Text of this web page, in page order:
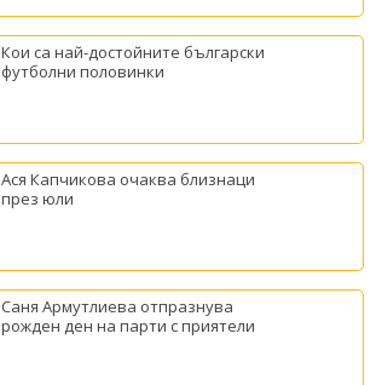
Кои са най-достойните български
футболни половинки
Ася Капчикова очаква близнаци
през юли
Саня Армутлиева отпразнува
рожден ден на парти с приятели